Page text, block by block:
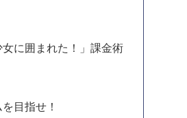
に囲まれた！」課金術
目指せ！